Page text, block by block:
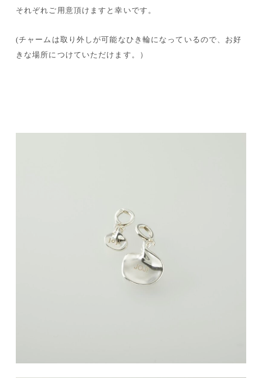
それぞれご用意頂けますと幸いです。
(チャームは取り外しが可能なひき輪になっているので、お好
きな場所につけていただけます。）